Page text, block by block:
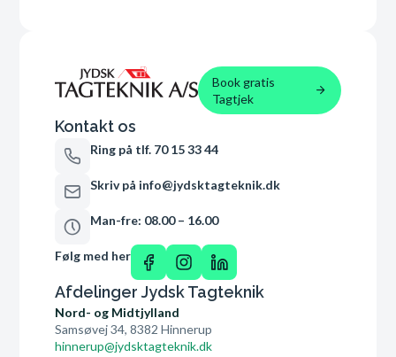
Book gratis
Tagtjek
Kontakt os
Ring på tlf. 70 15 33 44
Skriv på info@jydsktagteknik.dk
Man-fre: 08.00 – 16.00
Følg med her
Afdelinger Jydsk Tagteknik
Nord- og Midtjylland
Samsøvej 34, 8382 Hinnerup
hinnerup@jydsktagteknik.dk